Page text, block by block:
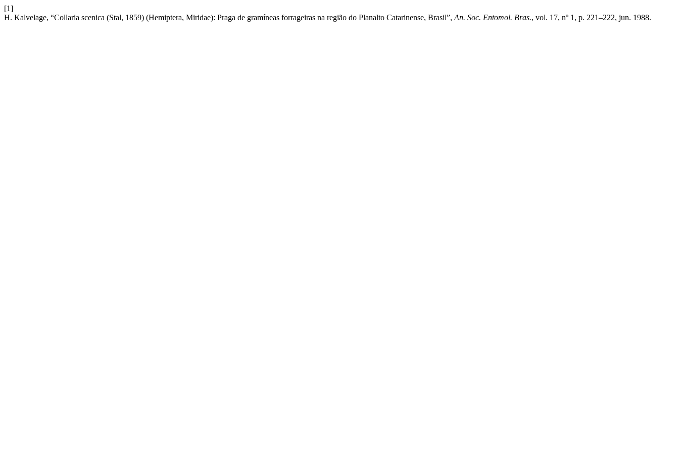
[1]
H. Kalvelage, “Collaria scenica (Stal, 1859) (Hemiptera, Miridae): Praga de gramíneas forrageiras na região do Planalto Catarinense, Brasil”, An. Soc. Entomol. Bras., vol. 17, nº 1, p. 221–222, jun. 1988.